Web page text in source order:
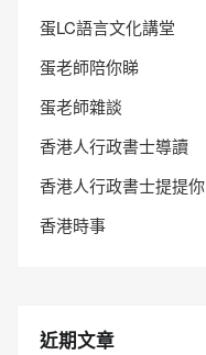
蛋LC語言文化講堂
蛋老師陪你睇
蛋老師雜談
香港人行政書士導讀
香港人行政書士提提你
香港時事
近期文章